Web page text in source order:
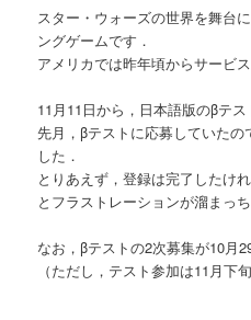
スター・ウォーズの世界を舞台
ングゲームです．
アメリカでは昨年頃からサービ
11月11日から，日本語版のβテス
先月，βテストに応募していたの
した．
とりあえず，登録は完了したけ
とフラストレーションが溜まっ
なお，βテストの2次募集が10月
（ただし，テスト参加は11月下